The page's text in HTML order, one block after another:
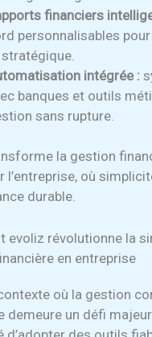
financiers
personnalisables
intégrée :
banques et outils
sans rupture.
la gestion
l’entreprise, où
durable.
evoliz révolutionne la
en entreprise
où la gestion
demeure un défi